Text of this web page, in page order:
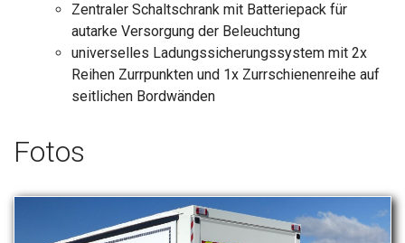
Zentraler Schaltschrank mit Batteriepack für
autarke Versorgung der Beleuchtung
universelles Ladungssicherungssystem mit 2x
Reihen Zurrpunkten und 1x Zurrschienenreihe auf
seitlichen Bordwänden
Fotos